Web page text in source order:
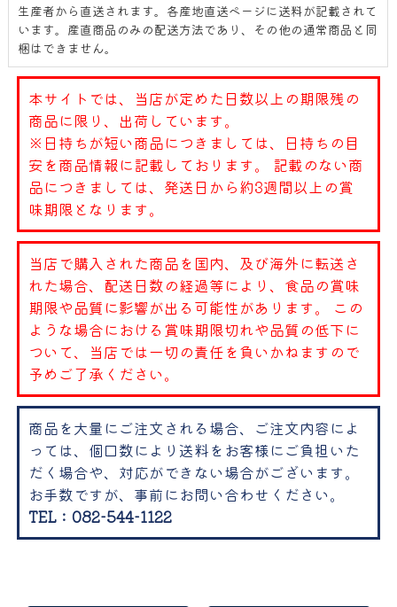
生産者から直送されます。各産地直送ページに送料が記載されて
います。産直商品のみの配送方法であり、その他の通常商品と同
梱はできません。
本サイトでは、当店が定めた日数以上の期限残の
商品に限り、出荷しています。
※日持ちが短い商品につきましては、日持ちの目
安を商品情報に記載しております。 記載のない商
品につきましては、発送日から約3週間以上の賞
味期限となります。
当店で購入された商品を国内、及び海外に転送さ
れた場合、配送日数の経過等により、食品の賞味
期限や品質に影響が出る可能性があります。 この
ような場合における賞味期限切れや品質の低下に
ついて、当店では一切の責任を負いかねますので
予めご了承ください。
商品を大量にご注文される場合、ご注文内容によ
っては、個口数により送料をお客様にご負担いた
だく場合や、対応ができない場合がございます。
お手数ですが、事前にお問い合わせください。
TEL：082-544-1122